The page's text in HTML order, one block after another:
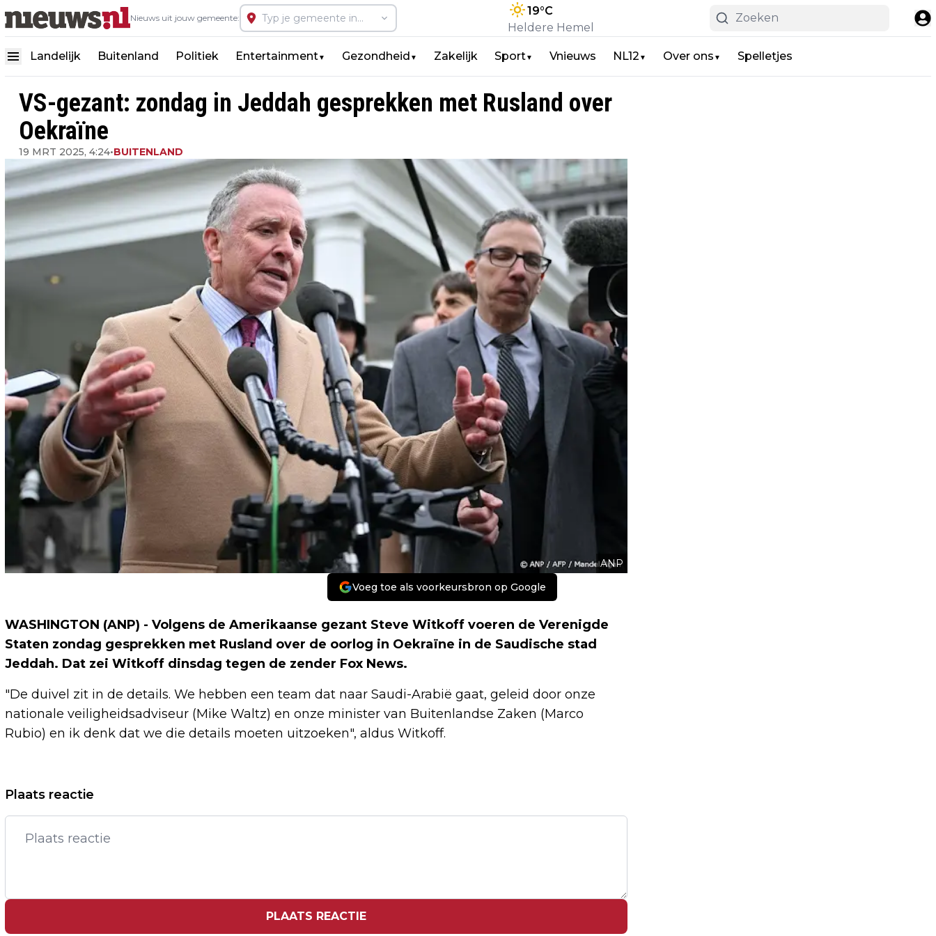
Nieuws uit jouw gemeente:
19°C
Heldere Hemel
Landelijk Buitenland Politiek Entertainment▼ Gezondheid ▼ Zakelijk Sport▼ Vnieuws NL12 ▼ Over ons ▼ Spelletjes
VS-gezant: zondag in Jeddah gesprekken met Rusland over
Oekraïne
19 MRT 2025, 4:24•BUITENLAND
ANP
Voeg toe als voorkeursbron op Google
WASHINGTON (ANP) - Volgens de Amerikaanse gezant Steve Witkoff voeren de Verenigde
Staten zondag gesprekken met Rusland over de oorlog in Oekraïne in de Saudische stad
Jeddah. Dat zei Witkoff dinsdag tegen de zender Fox News.
"De duivel zit in de details. We hebben een team dat naar Saudi-Arabië gaat, geleid door onze
nationale veiligheidsadviseur (Mike Waltz) en onze minister van Buitenlandse Zaken (Marco
Rubio) en ik denk dat we die details moeten uitzoeken", aldus Witkoff.
Vorig artikel
BRAND CENTRUM DELFT ONDER
CONTROLE, NABLUSSEN GAAT UREN
ONDERZOEK: DUIZENDEN MENSEN PER
Plaats reactie
PLAATS REACTIE